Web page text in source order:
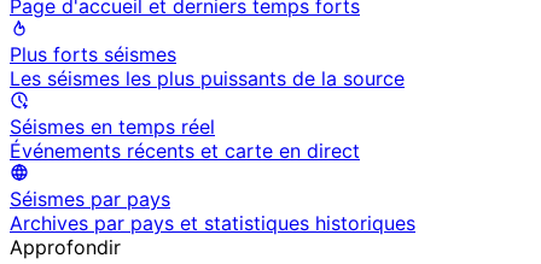
Page d'accueil et derniers temps forts
Plus forts séismes
Les séismes les plus puissants de la source
Séismes en temps réel
Événements récents et carte en direct
Séismes par pays
Archives par pays et statistiques historiques
Approfondir